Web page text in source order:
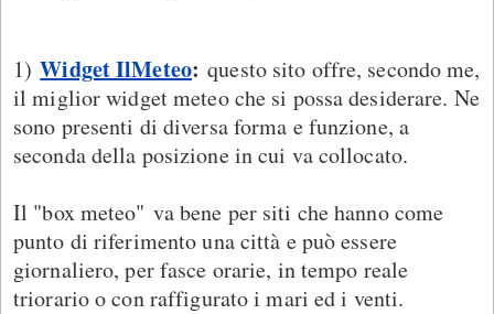
1) Widget IlMeteo: questo sito offre, secondo me,
il miglior widget meteo che si possa desiderare. Ne
sono presenti di diversa forma e funzione, a
seconda della posizione in cui va collocato.
Il "box meteo" va bene per siti che hanno come
punto di riferimento una città e può essere
giornaliero, per fasce orarie, in tempo reale
triorario o con raffigurato i mari ed i venti.